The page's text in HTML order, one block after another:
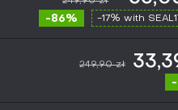
-86% -17% with
249,90 zł